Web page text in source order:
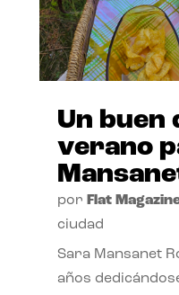
Un buen
verano
por Flat
ciudad
Sara Mansanet
años